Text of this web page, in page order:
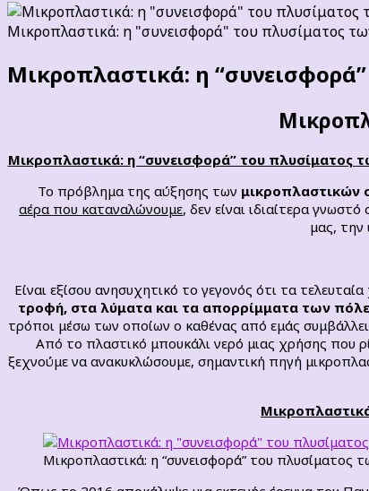
Μικροπλαστικά: η "συνεισφορά" του πλυσίματος
Μικροπλαστικά: η
Μικροπλαστικά: η “συνεισφορά” του πλυσίματος
Το πρόβλημα της αύξησης των μικροπλαστικών
αέρα που καταναλώνουμε, δεν είναι ιδιαίτερα
μας, την
Είναι εξίσου ανησυχητικό το γεγονός ότι τα
τροφή, στα λύματα και τα απορρίμματα των
τρόποι μέσω των οποίων ο καθένας από εμάς
Από το πλαστικό μπουκάλι νερό μιας χρήσης που
ξεχνούμε να ανακυκλώσουμε, σημαντική πηγή
Μικροπλαστικά: η “συνεισφορά” του πλυσίματος